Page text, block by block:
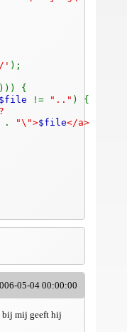
' );
))) {
$file != ".." ) {
. "\">$file</a>
05-04 00:00:00
bij mij geeft hij